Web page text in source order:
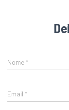
Nome*
Email *